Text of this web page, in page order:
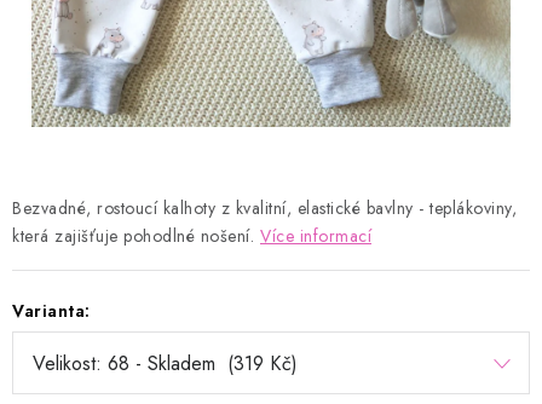
Tabulka velikostí
Postup pro vrácení a výměnu
Velkoobchod
Obchodní podmínky
Podmínky ochrany osobních údajů
Blog
Bezvadné, rostoucí kalhoty z kvalitní, elastické bavlny - teplákoviny,
která zajišťuje pohodlné nošení. Více informací
Varianta: